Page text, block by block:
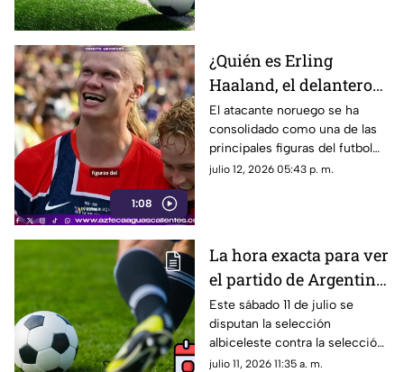
1:08
¿Quién es Erling
Haaland, el delantero
conocido como "El
Vikingo"?
El atacante noruego se ha
consolidado como una de las
principales figuras del futbol
gracias a sus récords,
julio 12, 2026 05:43 p. m.
La hora exacta para ver
el partido de Argentina
vs. Suiza hoy 11 de julio
de la Copa Mundial de
la FIFA 2026™
Este sábado 11 de julio se
disputan la selección
albiceleste contra la selección
suiza para conseguir su pase a
julio 11, 2026 11:35 a. m.